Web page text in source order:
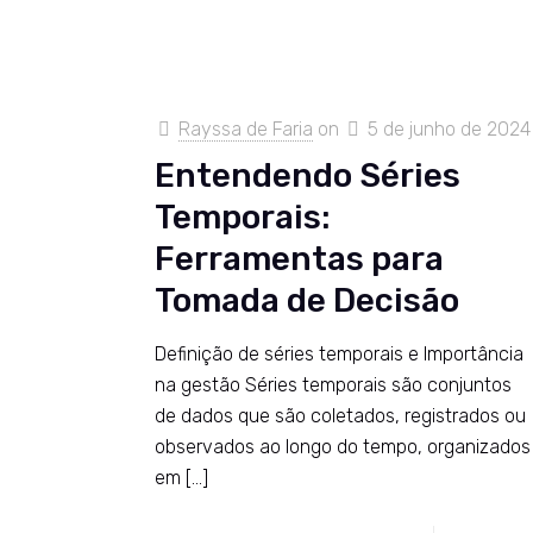
Rayssa de Faria on 5 de junho de 2024
Entendendo Séries
Temporais:
Ferramentas para
Tomada de Decisão
Definição de séries temporais e Importância
na gestão Séries temporais são conjuntos
de dados que são coletados, registrados ou
observados ao longo do tempo, organizados
em […]